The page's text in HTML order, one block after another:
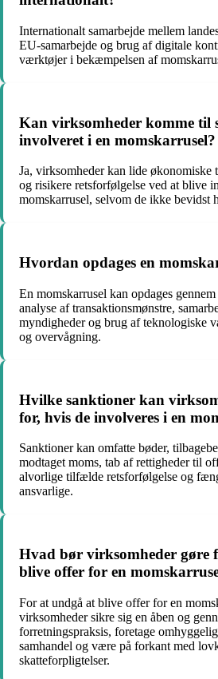
Internationalt samarbejde mellem
EU-samarbejde og brug af digitale
værktøjer i bekæmpelsen af
Kan virksomheder komme til
involveret i en momskarrusel?
Ja, virksomheder kan lide økonomiske
og risikere retsforfølgelse ved at blive
momskarrusel, selvom de ikke bevidst
Hvordan opdages en
En momskarrusel kan opdages
analyse af transaktionsmønstre,
myndigheder og brug af teknologiske
og overvågning.
Hvilke sanktioner kan
for, hvis de involveres i en
Sanktioner kan omfatte bøder,
modtaget moms, tab af rettigheder til
alvorlige tilfælde retsforfølgelse og
ansvarlige.
Hvad bør virksomheder gøre
blive offer for en
For at undgå at blive offer for en
virksomheder sikre sig en åben og
forretningspraksis, foretage
samhandel og være på forkant med
skatteforpligtelser.